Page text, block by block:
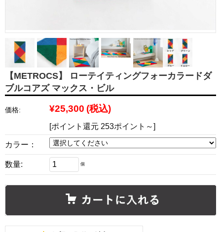
【METROCS】 ローテイティングフォーカラードダ
ブルコアズ マックス・ビル
価格: ¥25,300 (税込)
[ポイント還元 253ポイント～]
カラー：
数量: 個